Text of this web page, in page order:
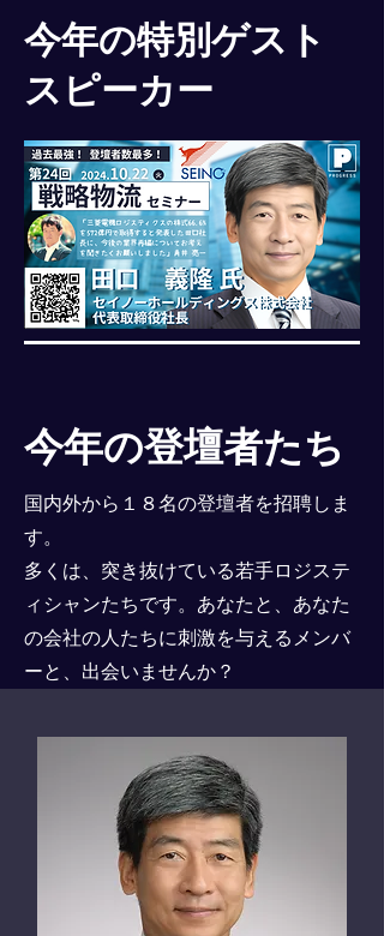
今年の特別ゲスト
スピーカー
今年の登壇者たち
国内外から１８名の登壇者を招聘しま
す。
​多くは、突き抜けている若手ロジステ
ィシャンたちです。あなたと、あなた
の会社の人たちに刺激を与えるメンバ
ーと、出会いませんか？